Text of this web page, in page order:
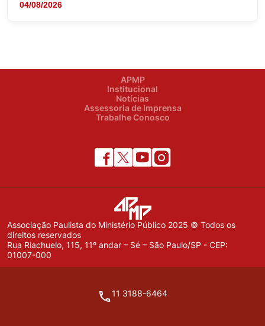
04/08/2026
APMP
Institucional
Notícias
Assessoria de Imprensa
Trabalhe Conosco
Associação Paulista do Ministério Público 2025 © Todos os
direitos reservados
Rua Riachuelo, 115, 11º andar – Sé – São Paulo/SP - CEP:
01007-000
11 3188-6464